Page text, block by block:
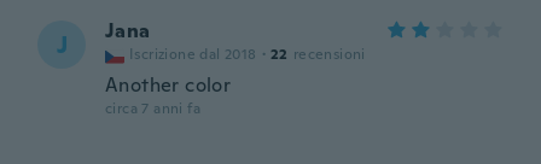
J Jana
Iscrizione dal 2018 · 22 recensioni
Another color
circa 7 anni fa